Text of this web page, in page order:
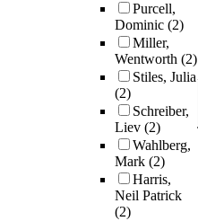
Purcell,
Dominic (2)
Miller,
Wentworth (2)
Stiles, Julia
(2)
Schreiber,
Liev (2)
Wahlberg,
Mark (2)
Harris,
Neil Patrick
(2)